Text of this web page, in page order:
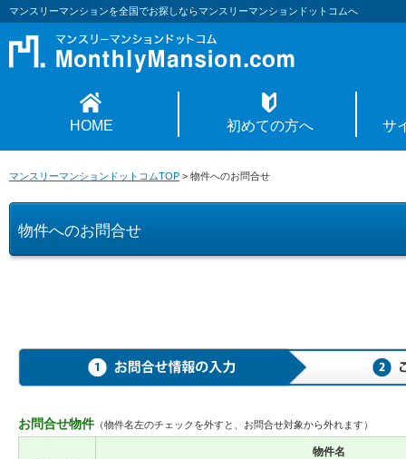
マンスリーマンションを全国でお探しならマンスリーマンションドットコムへ
HOME 初めての方へ サ
マンスリーマンションドットコムTOP > 物件へのお問合せ
物件へのお問合せ
お問合せ物件 （物件名左のチェックを外すと、お問合せ対象から外れます）
物件名